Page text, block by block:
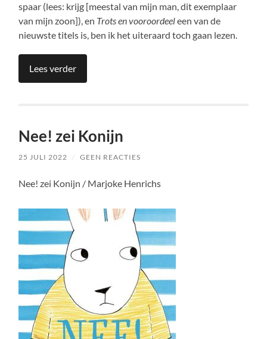
spaar (lees: krijg [meestal van mijn man, dit exemplaar
van mijn zoon]), en Trots en vooroordeeleen van de
nieuwste titels is, ben ik het uiteraard toch gaan lezen.
Lees verder
Nee! zei Konijn
25 JULI 2022 / GEEN REACTIES
Nee! zei Konijn / Marjoke Henrichs